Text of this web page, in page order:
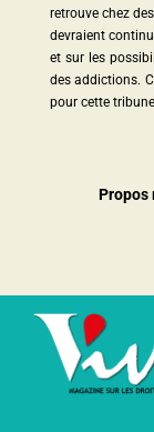
retrouve chez
devraient
et sur les
des addictions.
pour cette
Propos